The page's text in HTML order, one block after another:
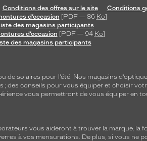
Conditions des offres sur le site
Conditions
d’occasion [PDF — 86 Ko]
des magasins participants
d’occasion [PDF — 94 Ko]
des magasins participants
de solaires pour l’été. Nos magasins
; des conseils pour vous équiper et choisir
vous permettront de vous équiper en
vous aideront à trouver la marque, la
à vos mensurations. De plus, si vous ne